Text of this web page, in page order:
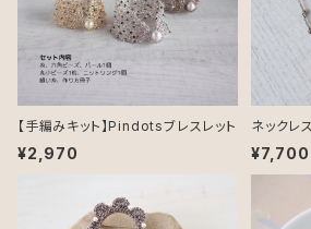
【手編みキット】Pindotsブレスレット
¥2,970
ネック
¥7,700